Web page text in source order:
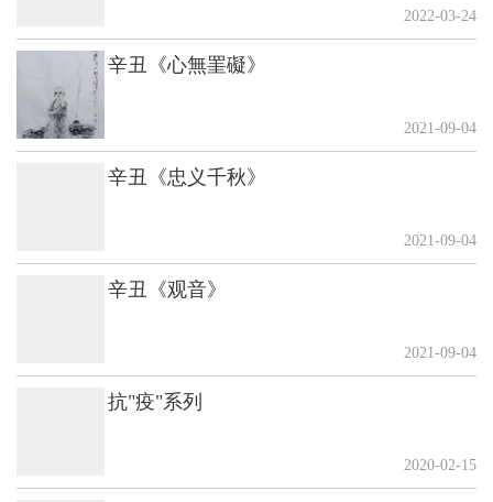
2022-03-24
辛丑《心無罣礙》
2021-09-04
辛丑《忠义千秋》
2021-09-04
辛丑《观音》
2021-09-04
抗"疫"系列
2020-02-15